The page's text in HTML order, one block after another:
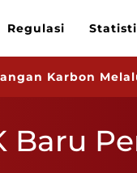
Regulasi
Karbon
Baru